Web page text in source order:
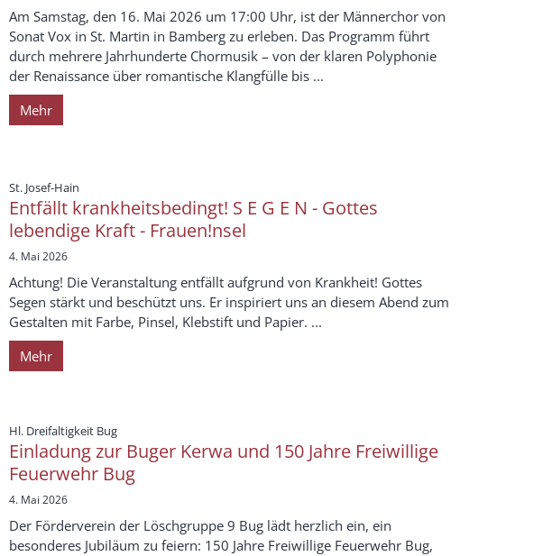
Am Samstag, den 16. Mai 2026 um 17:00 Uhr, ist der Männerchor von
Sonat Vox in St. Martin in Bamberg zu erleben. Das Programm führt
durch mehrere Jahrhunderte Chormusik – von der klaren Polyphonie
der Renaissance über romantische Klangfülle bis ...
Mehr
St. Josef-Hain
Entfällt krankheitsbedingt! S E G E N - Gottes
lebendige Kraft - Frauen!nsel
4. Mai 2026
Achtung! Die Veranstaltung entfällt aufgrund von Krankheit! Gottes
Segen stärkt und beschützt uns. Er inspiriert uns an diesem Abend zum
Gestalten mit Farbe, Pinsel, Klebstift und Papier. ...
Mehr
Hl. Dreifaltigkeit Bug:
Einladung zur Buger Kerwa und 150 Jahre Freiwillige
Feuerwehr Bug
4. Mai 2026
Der Förderverein der Löschgruppe 9 Bug lädt herzlich ein, ein
besonderes Jubiläum zu feiern: 150 Jahre Freiwillige Feuerwehr Bug,